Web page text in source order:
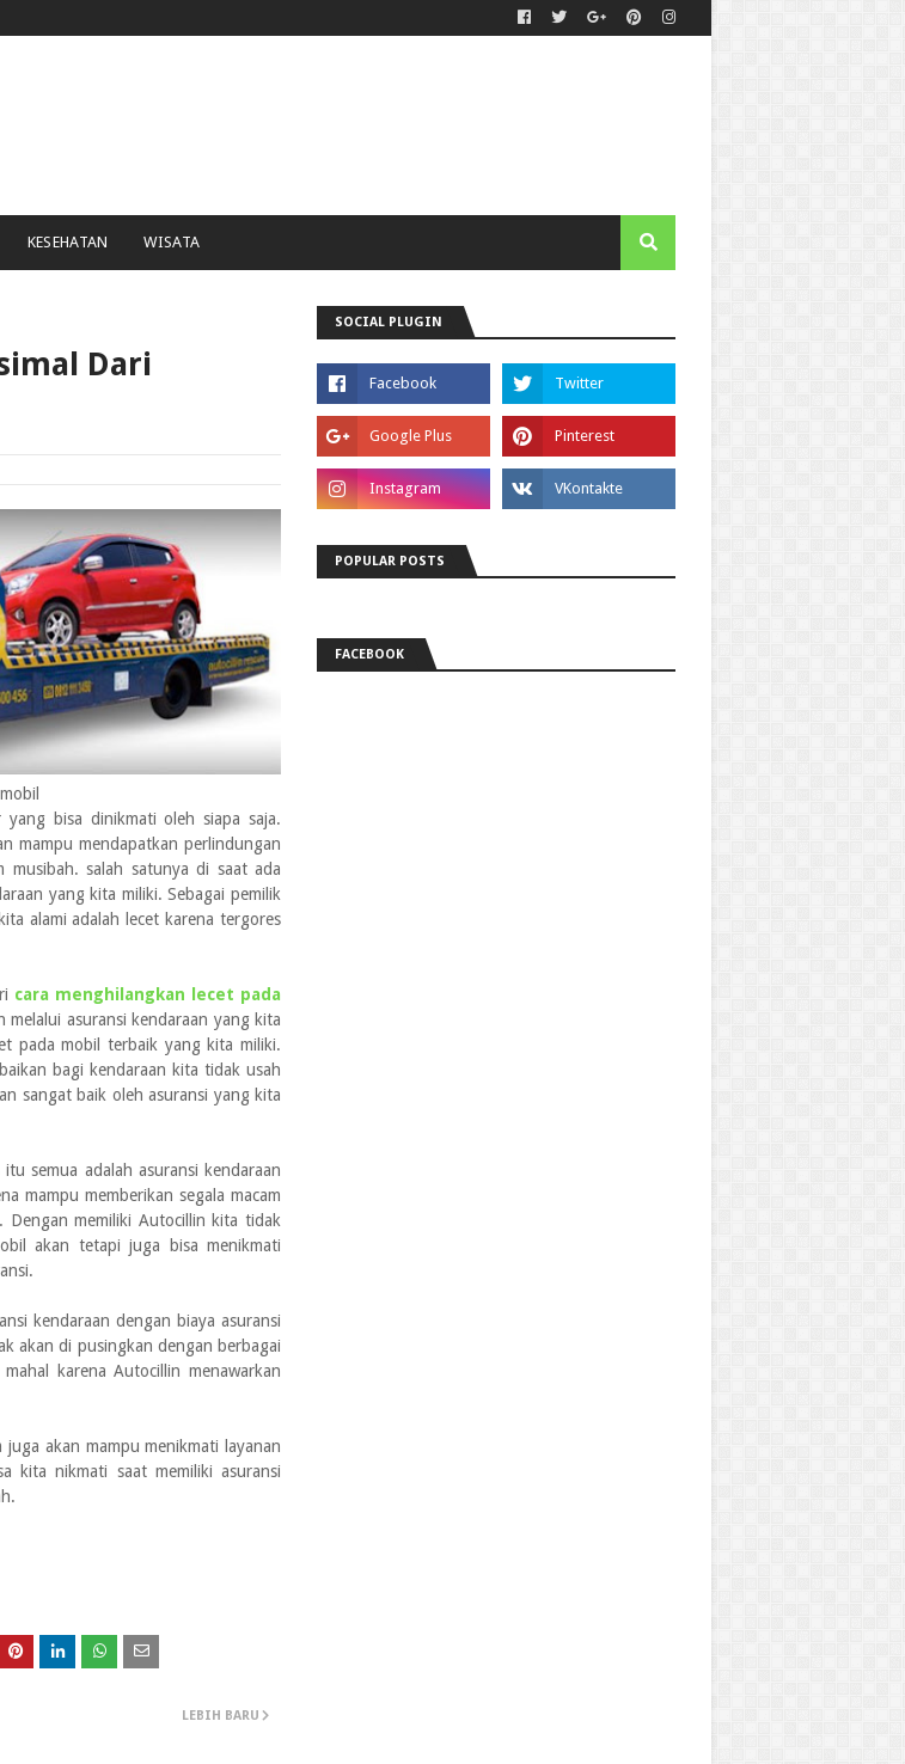
KESEHATAN WISATA
Dari
yang bisa dinikmati oleh siapa saja.
mampu mendapatkan perlindungan
musibah. salah satunya di saat ada
yang kita miliki. Sebagai pemilik
alami adalah lecet karena tergores
cara menghilangkan lecet pada
melalui asuransi kendaraan yang kita
pada mobil terbaik yang kita miliki.
bagi kendaraan kita tidak usah
sangat baik oleh asuransi yang kita
semua adalah asuransi kendaraan
mampu memberikan segala macam
memiliki Autocillin kita tidak
akan tetapi juga bisa menikmati
kendaraan dengan biaya asuransi
akan di pusingkan dengan berbagai
karena Autocillin menawarkan
akan mampu menikmati layanan
kita nikmati saat memiliki asuransi
LEBIH BARU
SOCIAL PLUGIN
POPULAR POSTS
FACEBOOK